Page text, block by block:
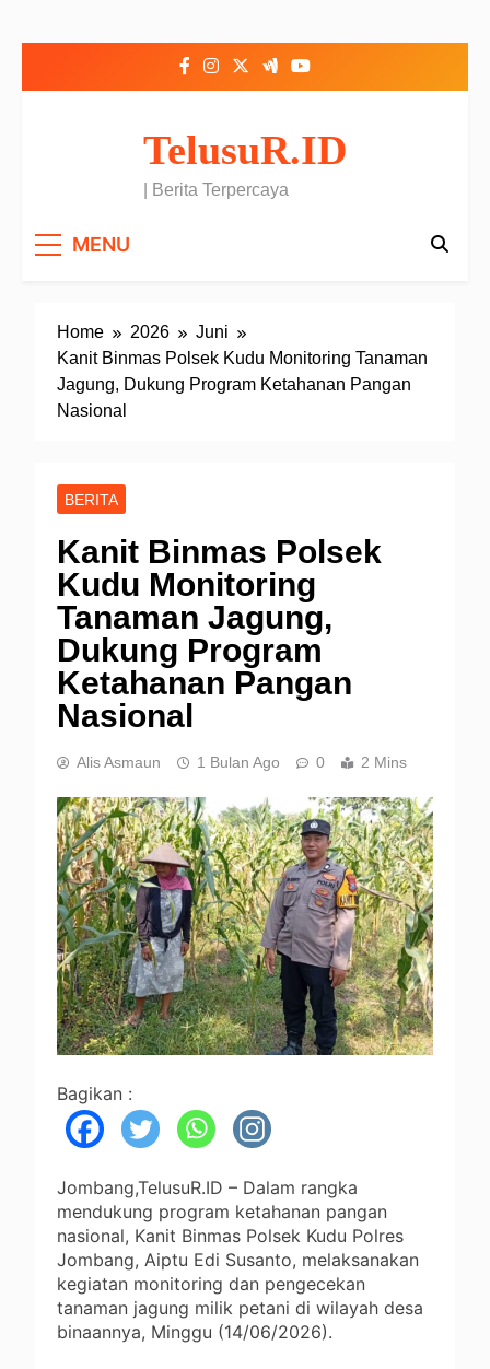
TelusuR.ID
| Berita Terpercaya
MENU
Home 2026
Juni
Kanit Binmas Polsek Kudu Monitoring Tanaman
Jagung, Dukung Program Ketahanan Pangan
Nasional
BERITA
Kanit Binmas Polsek
Kudu Monitoring
Tanaman Jagung,
Dukung Program
Ketahanan Pangan
Nasional
Alis Asmaun 1 Bulan Ago 0 2 Mins
Bagikan :
Jombang,TelusuR.ID – Dalam rangka
mendukung program ketahanan pangan
nasional, Kanit Binmas Polsek Kudu Polres
Jombang, Aiptu Edi Susanto, melaksanakan
kegiatan monitoring dan pengecekan
tanaman jagung milik petani di wilayah desa
binaannya, Minggu (14/06/2026).